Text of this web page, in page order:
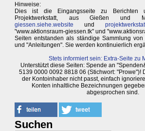
Hinweise:
Dies ist die Eingangsseite zu Berichten
Projektwerkstatt, aus Gießen und
giessen.siehe.website und
"www.aktionsraum-giessen.tk" und
Seiten entstanden als ständige Sammlung von
und "Anleitungen". Sie werden kontinuierlich
Stets informiert sein: Extra-Seite zu
Unterstützt diese Seiten: Spende an
5139 0000 0092 8818 06 (Stichwort: "Prowe")!
der Kontoinhaber nicht passt, einfach
Konten inhaltliche Bezeichnungen
abgesprochen sind.
Suchen